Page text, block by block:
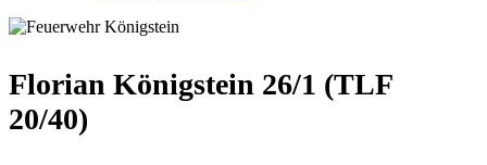
Florian Königstein 26/1 (TLF
20/40)